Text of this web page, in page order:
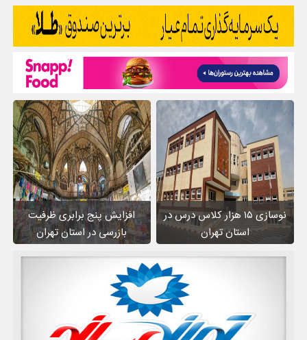
نوسازی ۱۵ هزار کلاس درس در
استان تهران
افزایش پنج برابری ظرفیت
بازرسی در استان تهران